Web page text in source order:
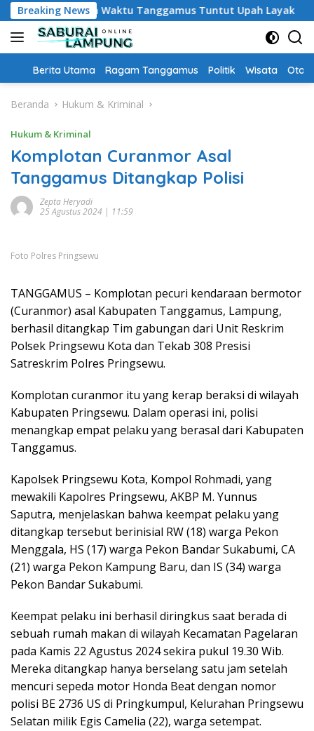
Langsung
ke
konten
Breaking News
PPPK Paruh Waktu Tanggamus Tuntut Upah Layak
Home
Berita Utama Ragam Tanggamus Politik Wisata Oto
Beranda Hukum & Kriminal
Hukum & Kriminal
Komplotan Curanmor Asal
Tanggamus Ditangkap Polisi
Zepta Heryadi
25 Agustus 2024 | 11:59
Foto Polres Pringsewu
TANGGAMUS – Komplotan pecuri kendaraan bermotor
(Curanmor) asal Kabupaten Tanggamus, Lampung,
berhasil ditangkap Tim gabungan dari Unit Reskrim
Polsek Pringsewu Kota dan Tekab 308 Presisi
Satreskrim Polres Pringsewu.
Komplotan curanmor itu yang kerap beraksi di wilayah
Kabupaten Pringsewu. Dalam operasi ini, polisi
menangkap empat pelaku yang berasal dari Kabupaten
Tanggamus.
Kapolsek Pringsewu Kota, Kompol Rohmadi, yang
mewakili Kapolres Pringsewu, AKBP M. Yunnus
Saputra, menjelaskan bahwa keempat pelaku yang
ditangkap tersebut berinisial RW (18) warga Pekon
Menggala, HS (17) warga Pekon Bandar Sukabumi, CA
(21) warga Pekon Kampung Baru, dan IS (34) warga
Pekon Bandar Sukabumi.
Keempat pelaku ini berhasil diringkus saat berada di
sebuah rumah makan di wilayah Kecamatan Pagelaran
pada Kamis 22 Agustus 2024 sekira pukul 19.30 Wib.
Mereka ditangkap hanya berselang satu jam setelah
mencuri sepeda motor Honda Beat dengan nomor
polisi BE 2736 US di Pringkumpul, Kelurahan Pringsewu
Selatan milik Egis Camelia (22), warga setempat.